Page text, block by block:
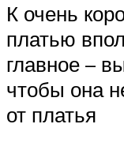
К очень
платью
главное –
чтобы она
от платья